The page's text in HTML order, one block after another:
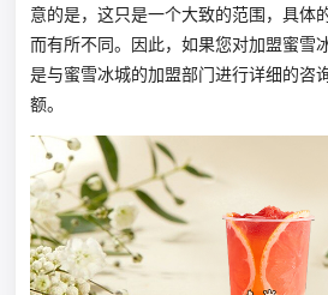
意的是，这只是一个大致的范围，具体
而有所不同。因此，如果您对加盟蜜雪
是与蜜雪冰城的加盟部门进行详细的咨
额。